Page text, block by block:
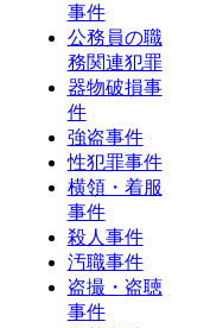
事件
公務員の職
務関連犯罪
器物破損事
件
強盗事件
性犯罪事件
横領・着服
事件
殺人事件
汚職事件
盗撮・盗聴
事件